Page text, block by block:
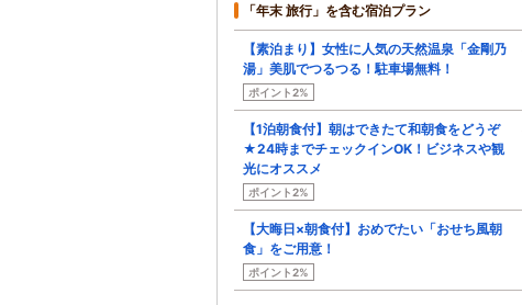
「年末 旅行」を含む宿泊プラン
【素泊まり】女性に人気の天然温泉「金剛乃
湯」美肌でつるつる！駐車場無料！
ポイント2%
【1泊朝食付】朝はできたて和朝食をどうぞ
★24時までチェックインOK！ビジネスや観
光にオススメ
ポイント2%
【大晦日×朝食付】おめでたい「おせち風朝
食」をご用意！
ポイント2%